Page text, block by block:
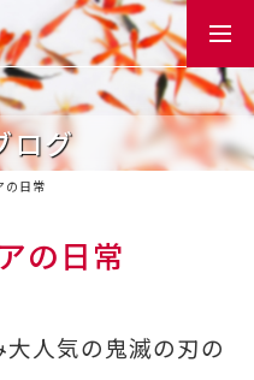
ログ
の日常
の日常
人気の鬼滅の刃の